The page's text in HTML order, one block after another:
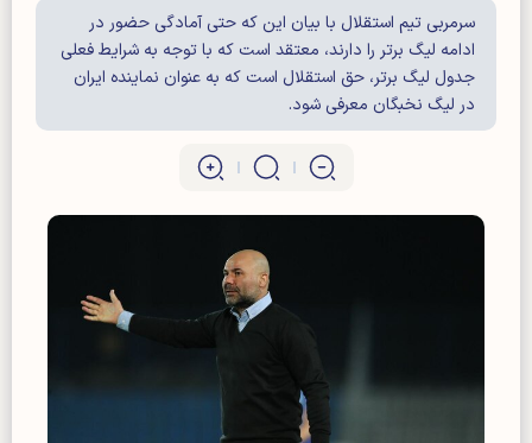
سرمربی تیم استقلال با بیان این که حتی آمادگی حضور در
ادامه لیگ برتر را دارند، معتقد است که با توجه به شرایط فعلی
جدول لیگ برتر، حق استقلال است که به عنوان نماینده ایران
در لیگ نخبگان معرفی شود.